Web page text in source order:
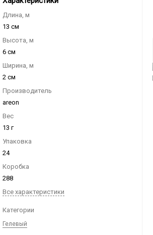
Длина, м
13 см
Высота, м
6 см
Ширина, м
2 см
Производитель
areon
Вес
13 г
Упаковка
24
Коробка
288
Все характеристики
Категории
Гелевый